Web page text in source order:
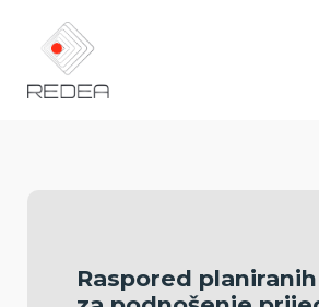
Raspored